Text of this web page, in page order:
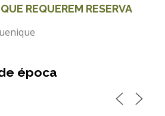
REQUEREM RESERVA
época